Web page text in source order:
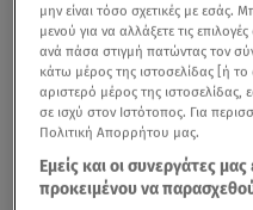
μην είναι τόσο σχετικές με εσάς.
μενού για να αλλάξετε τις
ανά πάσα στιγμή πατώντας τον
κάτω μέρος της ιστοσελίδας [ή
αριστερό μέρος της ιστοσελίδας,
σε ισχύ στον Ιστότοπος. Για
Πολιτική Απορρήτου μας.
Εμείς και οι συνεργάτες
προκειμένου να